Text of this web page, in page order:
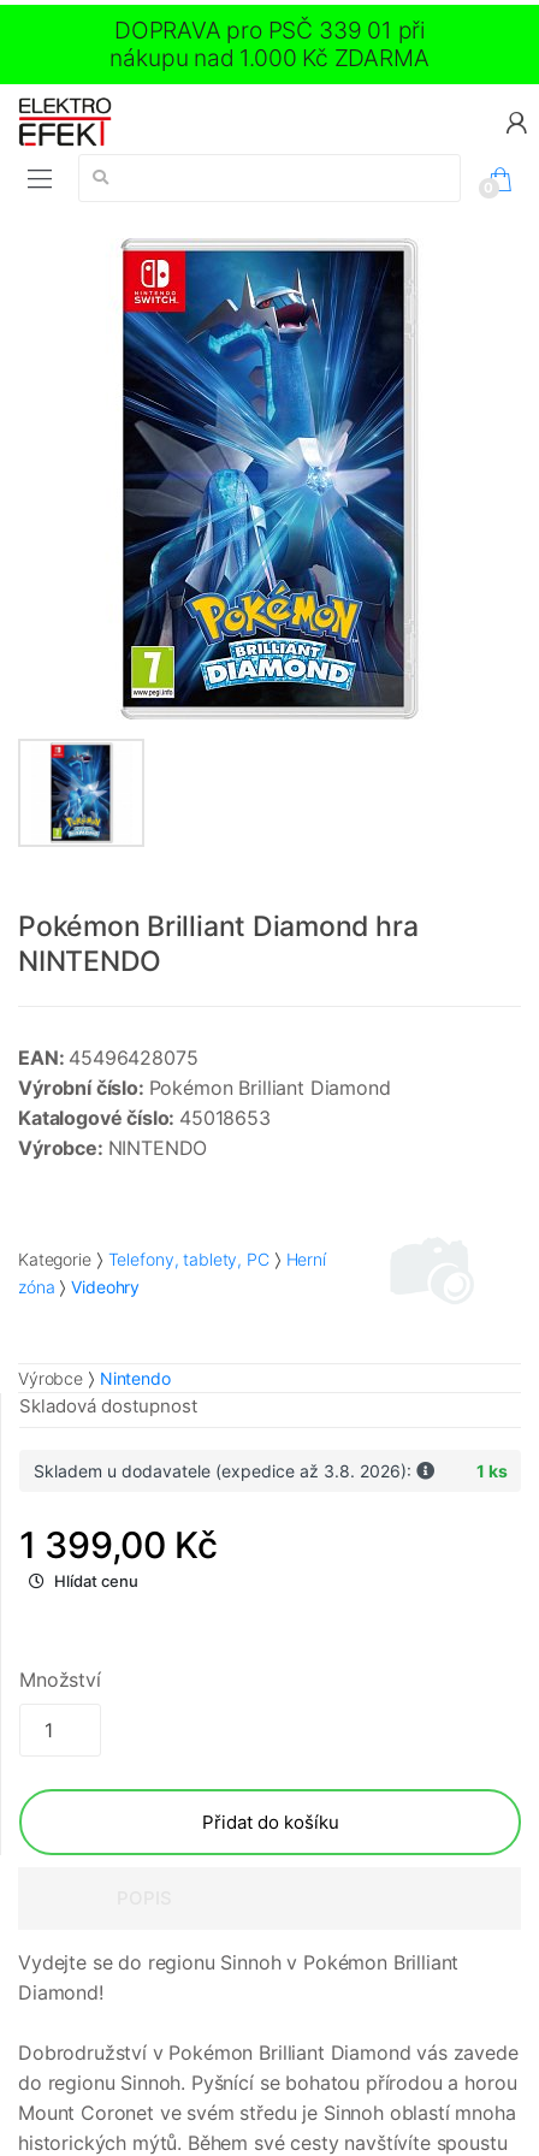
DOPRAVA pro PSČ 339 01 při
nákupu nad 1.000 Kč ZDARMA
Vyhledávání:
0
Pokémon Brilliant Diamond hra
NINTENDO
EAN: 45496428075
Výrobní číslo: Pokémon Brilliant Diamond
Katalogové číslo: 45018653
Výrobce: NINTENDO
Kategorie Telefony, tablety, PC
Herní
zóna
Videohry
Výrobce Nintendo
Skladová dostupnost
Skladem u dodavatele (expedice až 3.8. 2026): 1 ks
1 399,00 Kč
Hlídat cenu
Množství
Přidat do košíku
Vydejte se do regionu Sinnoh v Pokémon Brilliant
Diamond!
Dobrodružství v Pokémon Brilliant Diamond vás zavede
do regionu Sinnoh. Pyšnící se bohatou přírodou a horou
Mount Coronet ve svém středu je Sinnoh oblastí mnoha
historických mýtů. Během své cesty navštívíte spoustu